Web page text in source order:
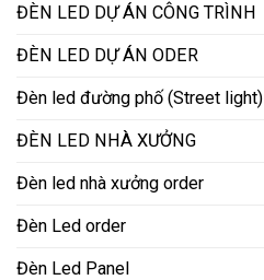
ĐÈN LED DỰ ÁN CÔNG TRÌNH
ĐÈN LED DỰ ÁN ODER
Đèn led đường phố (Street light)
ĐÈN LED NHÀ XƯỞNG
Đèn led nhà xưởng order
Đèn Led order
Đèn Led Panel